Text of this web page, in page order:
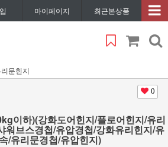
마이페이지 최근본상품
문힌지
0
이하)(강화도어힌지/플로어힌지/유리
워브스경첩/유압경첩/강화유리힌지/유
/유리문경첩/유압힌지)